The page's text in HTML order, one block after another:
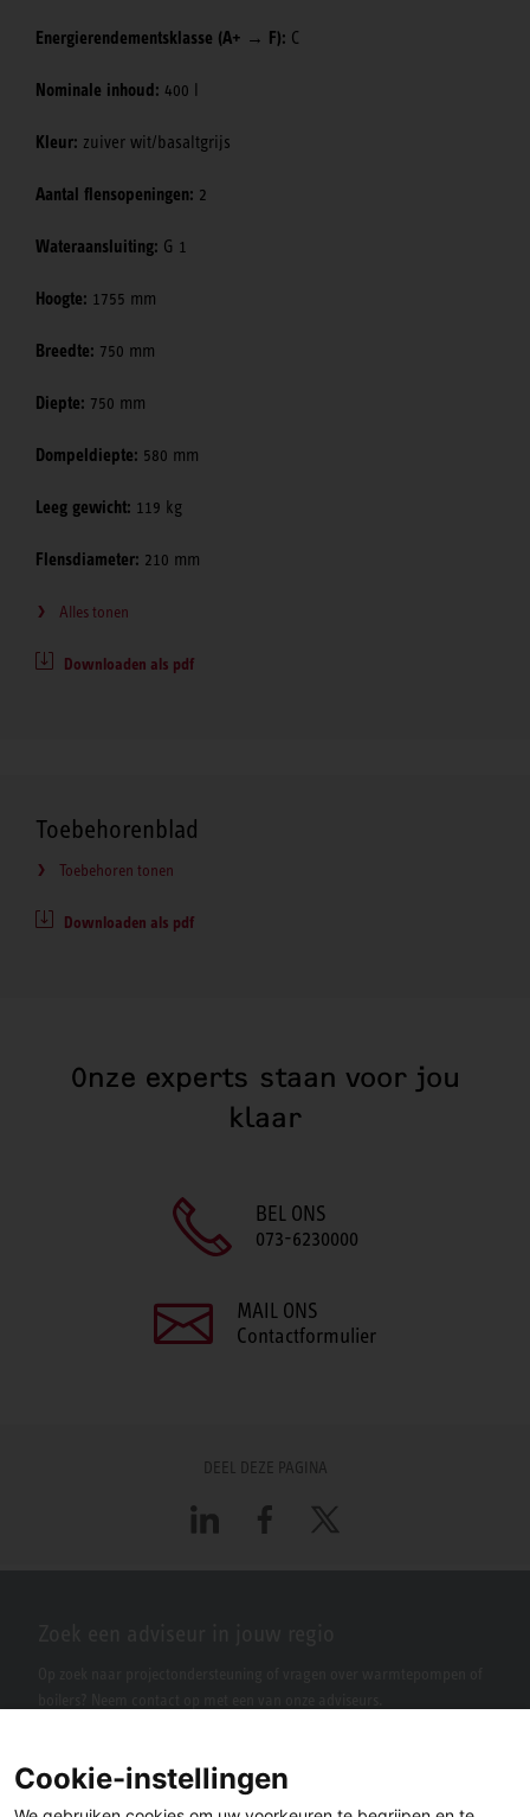
Energierendementsklasse (A+ → F): C
Nominale inhoud: 400 l
Kleur: zuiver wit/basaltgrijs
Aantal flensopeningen: 2
Wateraansluiting: G 1
Hoogte: 1755 mm
Breedte: 750 mm
Diepte: 750 mm
Dompeldiepte: 580 mm
Leeg gewicht: 119 kg
Flensdiameter: 210 mm
Alles tonen
Downloaden als pdf
Toebehorenblad
Toebehoren tonen
Downloaden als pdf
Onze experts staan voor jou
klaar
BEL ONS
073-6230000
MAIL ONS
Contactformulier
DEEL DEZE PAGINA
LinkedIn FacebookX
Cookie-instellingen